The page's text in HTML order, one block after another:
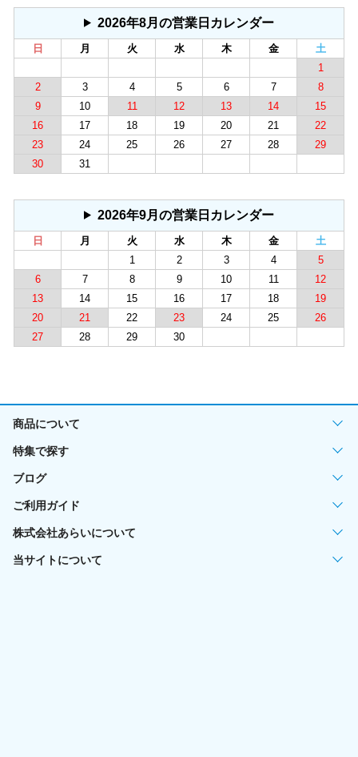
2026年8月の営業日カレンダー
日 月 火 水 木 金
土
1
2
3 4 5 6 7
8
9
10 11 12 13 14
15
16
17 18 19 20 21
22
23
24 25 26 27 28
29
30
31
2026年9月の営業日カレンダー
日 月 火 水 木 金
土
1
2 3 4
5
6
7 8 9 10 11
12
13
14 15 16 17 18
19
20
21 22 23 24 25
26
27
28 29 30
商品について
特集で探す
ブログ
ご利用ガイド
株式会社あらいについて
当サイトについて